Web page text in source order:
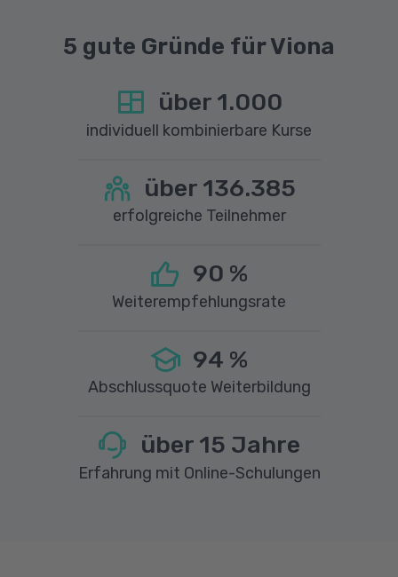
5 gute Gründe für Viona
über 1.000
individuell kombinierbare Kurse
über 136.385
erfolgreiche Teilnehmer
90 %
Weiterempfehlungsrate
94 %
Abschlussquote Weiterbildung
über 15 Jahre
Erfahrung mit Online-Schulungen